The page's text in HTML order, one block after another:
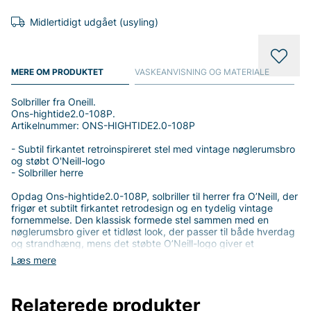
Midlertidigt udgået (usyling)
MERE OM PRODUKTET
Læs mere
Solbriller fra Oneill.
Ons-hightide2.0-108P.
Artikelnummer: ONS-HIGHTIDE2.0-108P
- Subtil firkantet retroinspireret stel med vintage nøglerumsbro
og støbt O'Neill-logo
- Solbriller herre
Opdag Ons-hightide2.0-108P, solbriller til herrer fra O’Neill, der
frigør et subtilt firkantet retrodesign og en tydelig vintage
fornemmelse. Den klassisk formede stel sammen med en
nøglerumsbro giver et tidløst look, der passer til både hverdag
og strandhæng, mens det støbte O’Neill-logo giver et
kvalitetspræg, der træder frem i hver detalje.
afslappet udtryk, der er let at kombinere med forskellige outfits
VASKEANVISNING OG MATERIALE
Relaterede produkter